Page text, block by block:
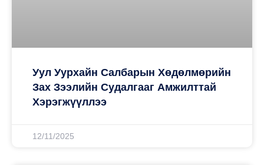
Уул Уурхайн Салбарын Хөдөлмөрийн
Зах Зээлийн Судалгааг Амжилттай
Хэрэгжүүллээ
12/11/2025